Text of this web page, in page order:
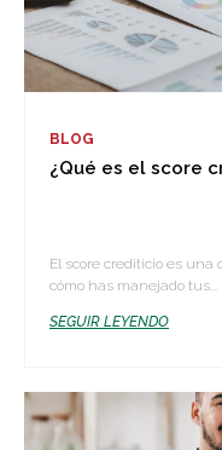
BLOG
¿Qué es el score
El score crediticio es
cómo has manejado tus...
SEGUIR LEYENDO